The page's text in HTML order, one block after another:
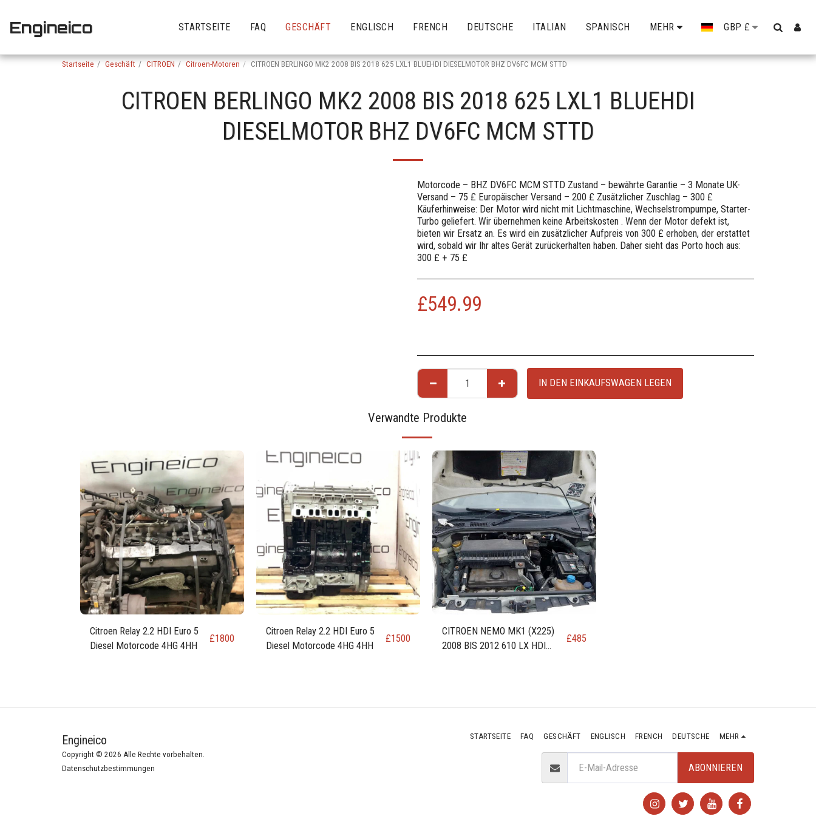
Engineico STARTSEITE FAQ GESCHÄFT ENGLISCH FRENCH DEUTSCHE ITALIAN SPANISCH MEHR GBP £
Startseite Geschäft CITROEN Citroen-Motoren CITROEN BERLINGO MK2 2008 BIS 2018 625 LXL1 BLUEHDI DIESELMOTOR BHZ DV6FC MCM STTD
CITROEN BERLINGO MK2 2008 BIS 2018 625 LXL1 BLUEHDI
DIESELMOTOR BHZ DV6FC MCM STTD
Motorcode – BHZ DV6FC MCM STTD Zustand – bewährte Garantie – 3 Monate UK-
Versand – 75 £ Europäischer Versand – 200 £ Zusätzlicher Zuschlag – 300 £
Käuferhinweise: Der Motor wird nicht mit Lichtmaschine, Wechselstrompumpe, Starter-
Turbo geliefert. Wir übernehmen keine Arbeitskosten . Wenn der Motor defekt ist,
bieten wir Ersatz an. Es wird ein zusätzlicher Aufpreis von 300 £ erhoben, der erstattet
wird, sobald wir Ihr altes Gerät zurückerhalten haben. Daher sieht das Porto hoch aus:
300 £ + 75 £
£549.99
IN DEN EINKAUFSWAGEN LEGEN
Verwandte Produkte
Citroen Relay 2.2 HDI Euro 5
Diesel Motorcode 4HG 4HH
£1800
Citroen Relay 2.2 HDI Euro 5
Diesel Motorcode 4HG 4HH
£1500
CITROEN NEMO MK1 (X225)
2008 BIS 2012 610 LX HDI
£485
Engineico
Copyright © 2026 Alle Rechte vorbehalten.
Datenschutzbestimmungen
STARTSEITE FAQ GESCHÄFT ENGLISCH FRENCH DEUTSCHE MEHR
ABONNIEREN